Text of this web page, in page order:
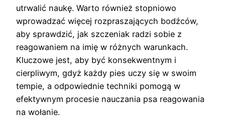
utrwalić naukę. Warto również stopniowo
wprowadzać więcej rozpraszających bodźców,
aby sprawdzić, jak szczeniak radzi sobie z
reagowaniem na imię w różnych warunkach.
Kluczowe jest, aby być konsekwentnym i
cierpliwym, gdyż każdy pies uczy się w swoim
tempie, a odpowiednie techniki pomogą w
efektywnym procesie nauczania psa reagowania
na wołanie.